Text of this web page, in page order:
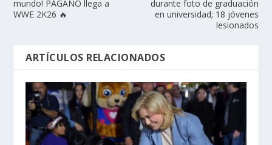
mundo! PAGANO llega a
WWE 2K26 🔥
durante foto de graduación
en universidad; 18 jóvenes
lesionados
ARTÍCULOS RELACIONADOS